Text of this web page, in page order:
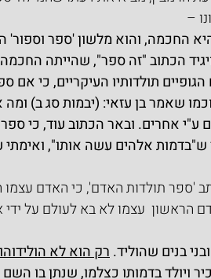
–
החכמה, והוא מלשון 'ספר וספור'
הכתוב "זה ספר", שהייתה
תולדותיו העיקריים, כי
שאמר בן עזאי: (יבמות סג ב)
ע"י אחרים. ובאר הכתוב עוד, כי
אלהים עשה אותו", ואימתי
'ספר תולדות האדם', כי האדם עצמו
הראשון  עצמו לא בא לעולם על
בנים שהוליד. רק הוא לא
ויולד בדמותו כצלמו, שנתן בו